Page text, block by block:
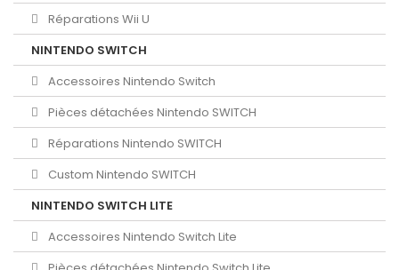
Réparations Wii U
NINTENDO SWITCH
Accessoires Nintendo Switch
Pièces détachées Nintendo SWITCH
Réparations Nintendo SWITCH
Custom Nintendo SWITCH
NINTENDO SWITCH LITE
Accessoires Nintendo Switch Lite